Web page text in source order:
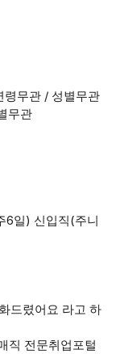
령무관 / 성별무관
무관
6일) 신입직(주니
드렸어요 라고 하
직 전문취업포털